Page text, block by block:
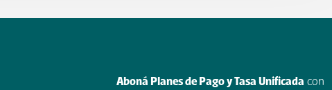
Aboná Planes de Pago y Tasa Unificada con